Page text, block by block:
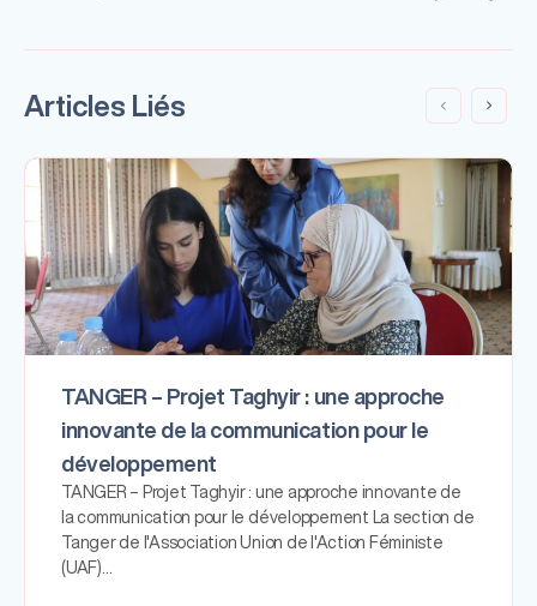
Articles Liés
TANGER – Projet Taghyir : une approche
innovante de la communication pour le
développement
TANGER – Projet Taghyir : une approche innovante de
la communication pour le développement La section de
Tanger de l'Association Union de l'Action Féministe
(UAF)…